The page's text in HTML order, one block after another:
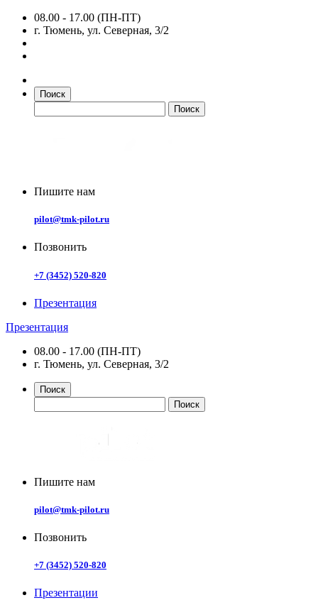
08.00 - 17.00 (ПН-ПТ)
г. Тюмень, ул. Северная, 3/2
Поиск
Пишите нам
pilot@tmk-pilot.ru
Позвонить
+7 (3452) 520-820
Презентация
Презентация
08.00 - 17.00 (ПН-ПТ)
г. Тюмень, ул. Северная, 3/2
Поиск
Пишите нам
pilot@tmk-pilot.ru
Позвонить
+7 (3452) 520-820
Презентации